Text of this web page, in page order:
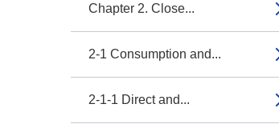
Chapter 2. Close...
2-1 Consumption and...
2-1-1 Direct and...